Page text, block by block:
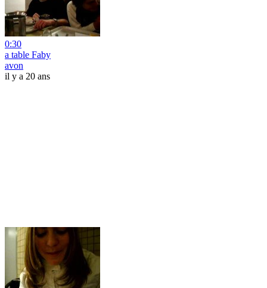
0:30
a table Faby
avon
il y a 20 ans